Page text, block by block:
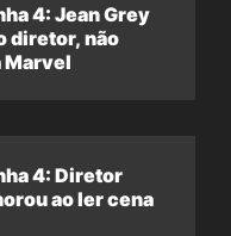
4: Jean Grey
diretor, não
Marvel
4: Diretor
ao ler cena